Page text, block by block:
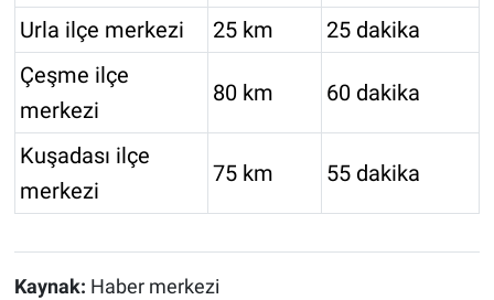
Urla ilçe merkezi 25 km
25 dakika
Çeşme ilçe
merkezi
80 km 60 dakika
Kuşadası ilçe
merkezi
75 km 55 dakika
Kaynak: Haber merkezi